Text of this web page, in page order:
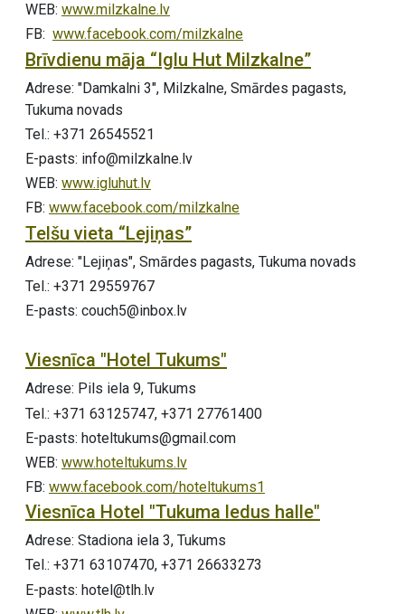
WEB: www.milzkalne.lv
FB: www.facebook.com/milzkalne
Brīvdienu māja “Iglu Hut Milzkalne”
Adrese: "Damkalni 3", Milzkalne, Smārdes pagasts,
Tukuma novads
Tel.: +371 26545521
E-pasts: info@milzkalne.lv
WEB: www.igluhut.lv
FB: www.facebook.com/milzkalne
Telšu vieta “Lejiņas”
Adrese: "Lejiņas", Smārdes pagasts, Tukuma novads
Tel.: +371 29559767
E-pasts: couch5@inbox.lv
Viesnīca "Hotel Tukums"
Adrese: Pils iela 9, Tukums
Tel.: +371 63125747, +371 27761400
E-pasts: hoteltukums@gmail.com
WEB: www.hoteltukums.lv
FB: www.facebook.com/hoteltukums1
Viesnīca Hotel "Tukuma ledus halle"
Adrese: Stadiona iela 3, Tukums
Tel.: +371 63107470, +371 26633273
E-pasts: hotel@tlh.lv